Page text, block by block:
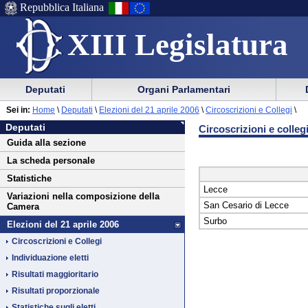
XIII Legislatura
Menu
di
ausilio
alla
navigazione
Menu
di
navigazione
principale
Repubblica Italiana
Menu
di
navigazione
principale
menu
di
sezione
Deputati Organi Parlamentari
Deputati
Vai
al
contenuto
Deputati
Guida alla sezione
La scheda personale
Statistiche
Variazioni nella composizione della
Camera
Elezioni del 21 aprile 2006
Circoscrizioni e Collegi
Individuazione eletti
Risultati maggioritario
Risultati proporzionale
Sei in: Home \ Deputati \ Elezioni del 21 aprile 2006 \ Circoscrizioni e Collegi \
Circoscrizioni e collegi
Lecce
San Cesario di Lecce
Surbo